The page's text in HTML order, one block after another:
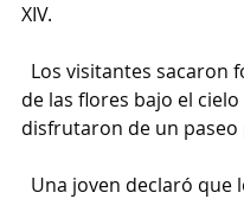
XIV.
Los visitantes sacaron
de las flores bajo el cielo
disfrutaron de un paseo
Una joven declaró que